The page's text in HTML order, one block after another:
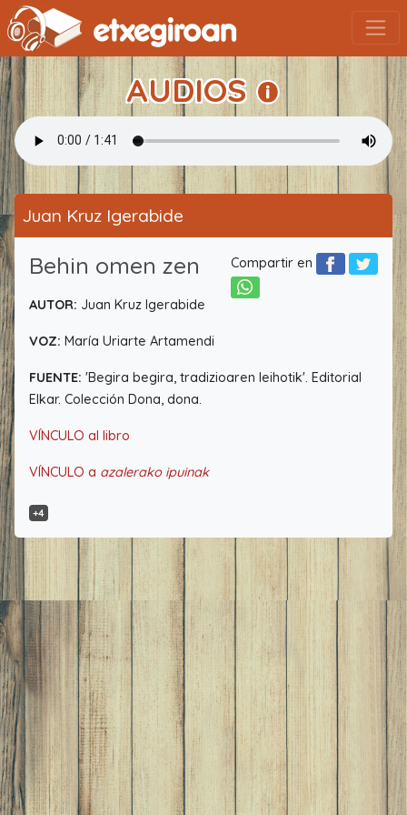
AUDIOS
Juan Kruz Igerabide
Compartir en
Behin omen zen
AUTOR: Juan Kruz Igerabide
VOZ: María Uriarte Artamendi
FUENTE: 'Begira begira, tradizioaren leihotik'. Editorial
Elkar. Colección Dona, dona.
VÍNCULO al libro
VÍNCULO a azalerako ipuinak
+4